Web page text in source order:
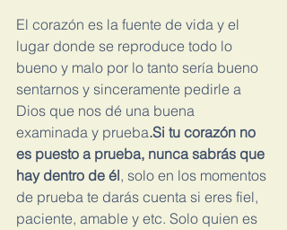
El corazón es la fuente de vida y el
lugar donde se reproduce todo lo
bueno y malo por lo tanto sería bueno
sentarnos y sinceramente pedirle a
Dios que nos dé una buena
examinada y prueba.Si tu corazón no
es puesto a prueba, nunca sabrás que
hay dentro de él, solo en los momentos
de prueba te darás cuenta si eres fiel,
paciente, amable y etc. Solo quien es